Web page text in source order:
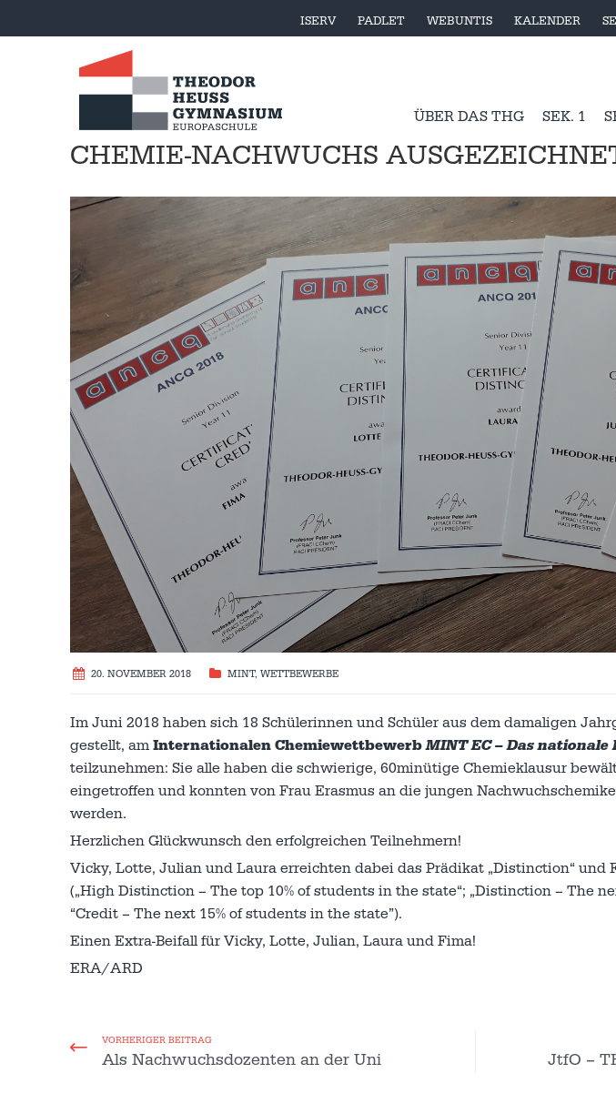
ISERV PADLET WEBUNTIS KALENDER
ÜBER DAS THG SEK. 1
CHEMIE-NACHWUCHS
20. NOVEMBER 2018 MINT, WETTBEWERBE
Im Juni 2018 haben sich 18 Schülerinnen und Schüler aus dem damaligen
gestellt, am Internationalen Chemiewettbewerb MINT EC – Das
teilzunehmen: Sie alle haben die schwierige, 60minütige Chemieklausur
eingetroffen und konnten von Frau Erasmus an die jungen
werden.
Herzlichen Glückwunsch den erfolgreichen Teilnehmern!
Vicky, Lotte, Julian und Laura erreichten dabei das Prädikat „Distinction“ und
(„High Distinction – The top 10% of students in the state“; „Distinction – The
“Credit – The next 15% of students in the state”).
Einen Extra-Beifall für Vicky, Lotte, Julian, Laura und Fima!
ERA/ARD
VORHERIGER BEITRAG
Als Nachwuchsdozenten an der Uni JtfO –